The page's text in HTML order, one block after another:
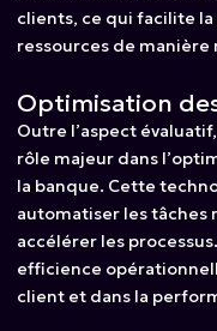
clients, ce qui facilite
ressources de manière
Optimisation
Outre l’aspect
rôle majeur dans
la banque. Cette
automatiser les
accélérer les
efficience
client et dans la